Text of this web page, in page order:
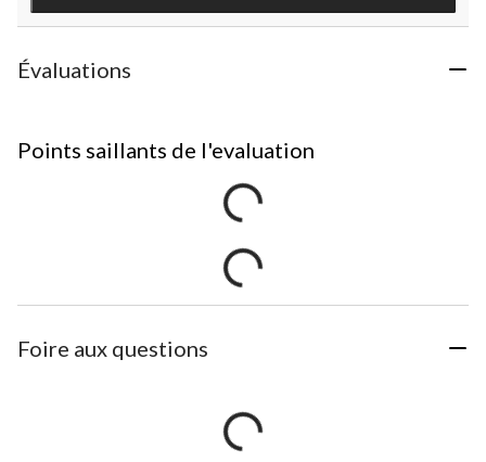
Évaluations
Points saillants de l'evaluation
Foire aux questions